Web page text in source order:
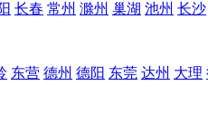
长春 常州 滁州 巢湖 池州 长沙
东营 德州 德阳 东莞 达州 大理